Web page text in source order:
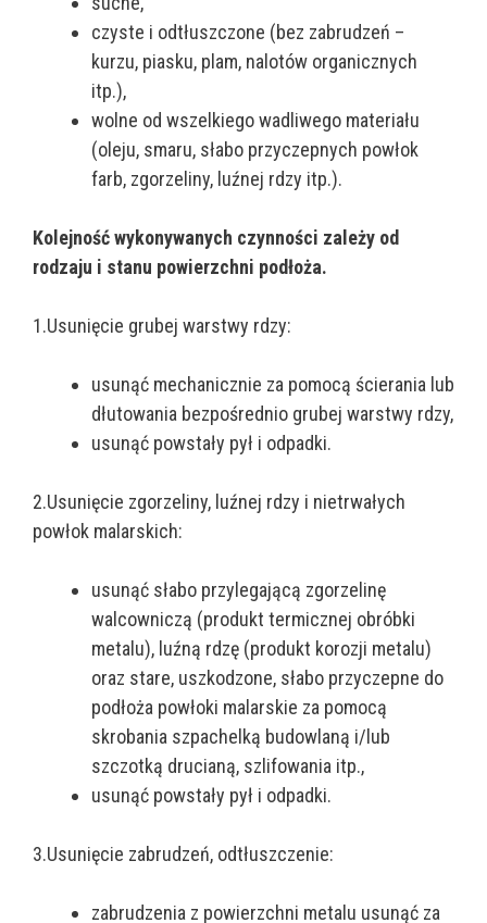
czyste i odtłuszczone (bez zabrudzeń –
kurzu, piasku, plam, nalotów organicznych
itp.),
wolne od wszelkiego wadliwego materiału
(oleju, smaru, słabo przyczepnych powłok
farb, zgorzeliny, luźnej rdzy itp.).
Kolejność wykonywanych czynności zależy od
rodzaju i stanu powierzchni podłoża.
1.Usunięcie grubej warstwy rdzy:
usunąć mechanicznie za pomocą ścierania lub
dłutowania bezpośrednio grubej warstwy rdzy,
usunąć powstały pył i odpadki.
2.Usunięcie zgorzeliny, luźnej rdzy i nietrwałych
powłok malarskich:
usunąć słabo przylegającą zgorzelinę
walcowniczą (produkt termicznej obróbki
metalu), luźną rdzę (produkt korozji metalu)
oraz stare, uszkodzone, słabo przyczepne do
podłoża powłoki malarskie za pomocą
skrobania szpachelką budowlaną i/lub
szczotką drucianą, szlifowania itp.,
usunąć powstały pył i odpadki.
3.Usunięcie zabrudzeń, odtłuszczenie:
zabrudzenia z powierzchni metalu usunąć za